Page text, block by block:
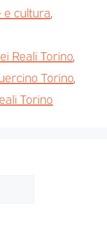
e cultura,
Reali Torino,
Torino,
Torino